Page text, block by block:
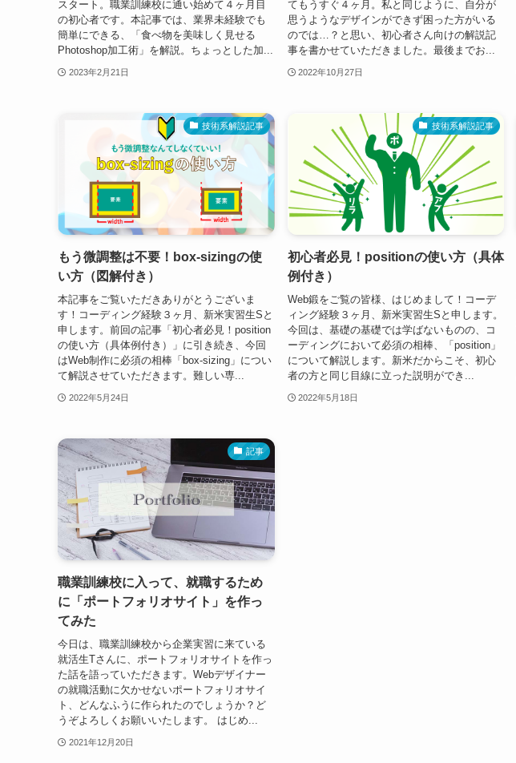
スタート。職業訓練校に通い始めて４ヶ月目
の初心者です。本記事では、業界未経験でも
簡単にできる、「食べ物を美味しく見せる
Photoshop加工術」を解説。ちょっとした加...
2023年2月21日
てもうすぐ４ヶ月。私と同じように、自分が
思うようなデザインができず困った方がいる
のでは…？と思い、初心者さん向けの解説記
事を書かせていただきました。最後までお...
2022年10月27日
技術系解説記事
もう微調整は不要！box-sizingの使
い方（図解付き）
本記事をご覧いただきありがとうございま
す！コーディング経験３ヶ月、新米実習生Sと
申します。前回の記事「初心者必見！position
の使い方（具体例付き）」に引き続き、今回
はWeb制作に必須の相棒「box-sizing」につい
て解説させていただきます。難しい専...
2022年5月24日
技術系解説記事
初心者必見！positionの使い方（具体
例付き）
Web鍛をご覧の皆様、はじめまして！コーデ
ィング経験３ヶ月、新米実習生Sと申します。
今回は、基礎の基礎では学ばないものの、コ
ーディングにおいて必須の相棒、「position」
について解説します。新米だからこそ、初心
者の方と同じ目線に立った説明ができ...
2022年5月18日
記事
職業訓練校に入って、就職するため
に「ポートフォリオサイト」を作っ
てみた
今日は、職業訓練校から企業実習に来ている
就活生Tさんに、ポートフォリオサイトを作っ
た話を語っていただきます。Webデザイナー
の就職活動に欠かせないポートフォリオサイ
ト、どんなふうに作られたのでしょうか？ど
うぞよろしくお願いいたします。 はじめ...
2021年12月20日